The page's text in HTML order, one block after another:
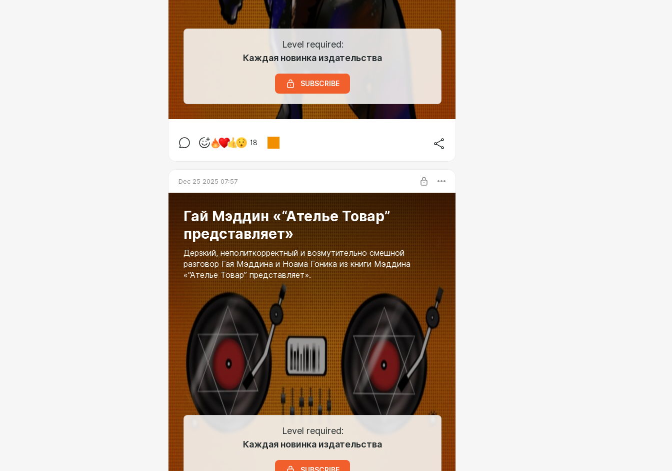
Level required:
Каждая новинка издательства
SUBSCRIBE
18
Dec 25 2025 07:57
Гай Мэддин «“Ателье Товар”
представляет»
Дерзкий, неполиткорректный и возмутительно смешной
разговор Гая Мэддина и Ноама Гоника из книги Мэддина
«“Ателье Товар” представляет».
Level required:
Каждая новинка издательства